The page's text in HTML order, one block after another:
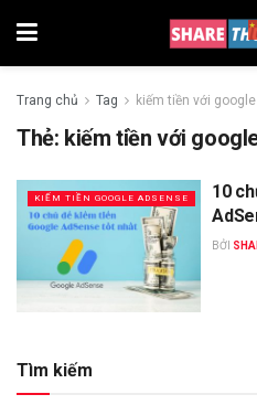
Trang chủ Tag kiếm tiền với
Thẻ: kiếm tiền với
KIẾM TIỀN GOOGLE ADSENSE
10
BỞI
Tìm kiếm